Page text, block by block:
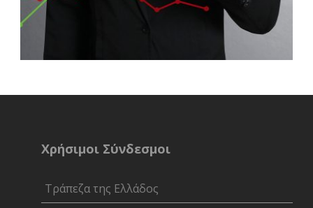
Χρήσιμοι Σύνδεσμοι
Τράπεζα της Ελλάδος